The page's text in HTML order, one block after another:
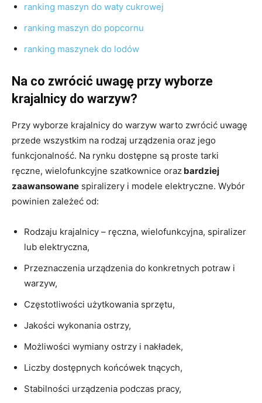
ranking maszyn do waty cukrowej
ranking maszyn do popcornu
ranking maszynek do lodów
Na co zwrócić uwagę przy wyborze
krajalnicy do warzyw?
Przy wyborze krajalnicy do warzyw warto zwrócić uwagę
przede wszystkim na rodzaj urządzenia oraz jego
funkcjonalność. Na rynku dostępne są proste tarki
ręczne, wielofunkcyjne szatkownice oraz bardziej
zaawansowane spiralizery i modele elektryczne. Wybór
powinien zależeć od:
Rodzaju krajalnicy – ręczna, wielofunkcyjna, spiralizer
lub elektryczna,
Przeznaczenia urządzenia do konkretnych potraw i
warzyw,
Częstotliwości użytkowania sprzętu,
Jakości wykonania ostrzy,
Możliwości wymiany ostrzy i nakładek,
Liczby dostępnych końcówek tnących,
Stabilności urządzenia podczas pracy,